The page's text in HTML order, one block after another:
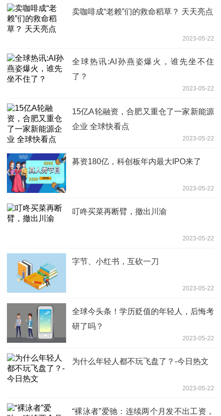
卖咖啡成“老赖”们的救命稻草？ 天天亮点
2023-05-22
全球热讯:AI孙燕姿爆火，谁先坐不住
了？
2023-05-22
15亿A轮融资，合肥又重仓了一家新能源
企业 全球快看点
2023-05-22
募资180亿，科创板年内最大IPO来了
2023-05-22
叮咚买菜再断臂，撤出川渝
2023-05-22
字节、小红书，互砍一刀
2023-05-22
全球今头条！学历贬值的年轻人，后悔考
研了吗？
2023-05-22
为什么年轻人都不玩飞盘了？-今日热文
2023-05-22
“裸泳者”爱驰：连续两个月发不出工资，